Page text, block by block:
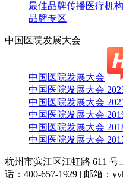
最佳品牌传播医疗机构
品牌专区
中国医院发展大会
中国医院发展大会
中国医院发展大会
中国医院发展大会
中国医院发展大会
中国医院发展大会
中国医院发展大会
杭州市滨江区江虹路 611 号
话：400-657-1929 | 邮箱：